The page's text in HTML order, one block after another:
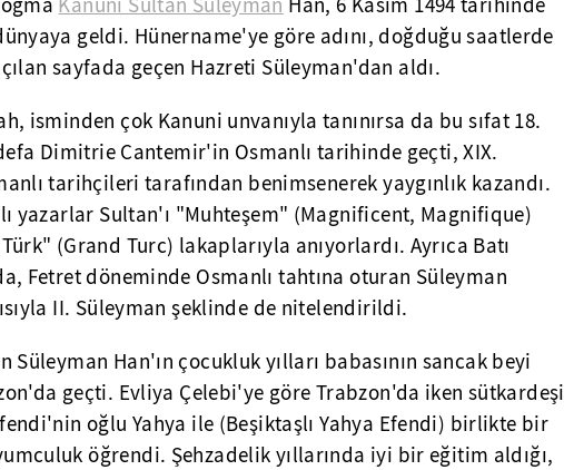
Kanuni Sultan Süleyman Han, 6 Kasım 1494 tarihinde
geldi. Hünername'ye göre adını, doğduğu saatlerde
sayfada geçen Hazreti Süleyman'dan aldı.
isminden çok Kanuni unvanıyla tanınırsa da bu sıfat 18.
Dimitrie Cantemir'in Osmanlı tarihinde geçti, XIX.
tarihçileri tarafından benimsenerek yaygınlık kazandı.
yazarlar Sultan'ı "Muhteşem" (Magnificent, Magnifique)
(Grand Turc) lakaplarıyla anıyorlardı. Ayrıca Batı
Fetret döneminde Osmanlı tahtına oturan Süleyman
II. Süleyman şeklinde de nitelendirildi.
Süleyman Han'ın çocukluk yılları babasının sancak beyi
geçti. Evliya Çelebi'ye göre Trabzon'da iken sütkardeşi
oğlu Yahya ile (Beşiktaşlı Yahya Efendi) birlikte bir
öğrendi. Şehzadelik yıllarında iyi bir eğitim aldığı,